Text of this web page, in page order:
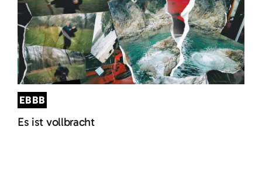
EBBB
Es ist vollbracht